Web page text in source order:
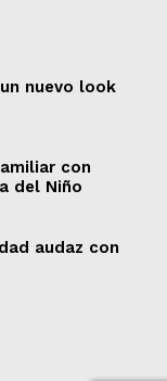
nuevo look
con
del Niño
audaz con